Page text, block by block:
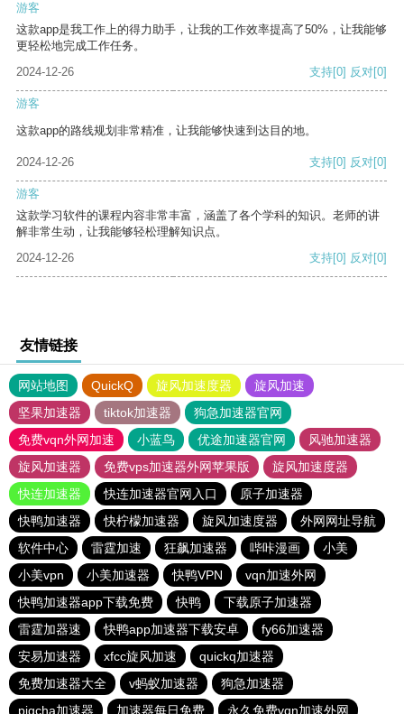
游客
这款app是我工作上的得力助手，让我的工作效率提高了50%，让我能够
更轻松地完成工作任务。
2024-12-26
支持[0] 反对[0]
游客
这款app的路线规划非常精准，让我能够快速到达目的地。
2024-12-26 支持[0] 反对[0]
游客
这款学习软件的课程内容非常丰富，涵盖了各个学科的知识。老师的讲
解非常生动，让我能够轻松理解知识点。
2024-12-26
支持[0] 反对[0]
友情链接
网站地图 QuickQ 旋风加速度器
旋风加速
坚果加速器
tiktok加速器
狗急加速器官网
免费vqn外网加速
小蓝鸟 优途加速器官网
风驰加速器
旋风加速器
免费vps加速器外网苹果版
旋风加速度器
快连加速器
快连加速器官网入口
原子加速器
快鸭加速器
快柠檬加速器 旋风加速度器
外网网址导航
软件中心
雷霆加速 狂飙加速器 哔咔漫画
小美
小美vpn
小美加速器 快鸭VPN
vqn加速外网
快鸭加速器app下载免费
快鸭
下载原子加速器
雷霆加器速
快鸭app加速器下载安卓
fy66加速器
安易加速器
xfcc旋风加速
quickq加速器
免费加速器大全
v蚂蚁加速器
狗急加速器
pigcha加速器
加速器每日免费 永久免费vqn加速外网